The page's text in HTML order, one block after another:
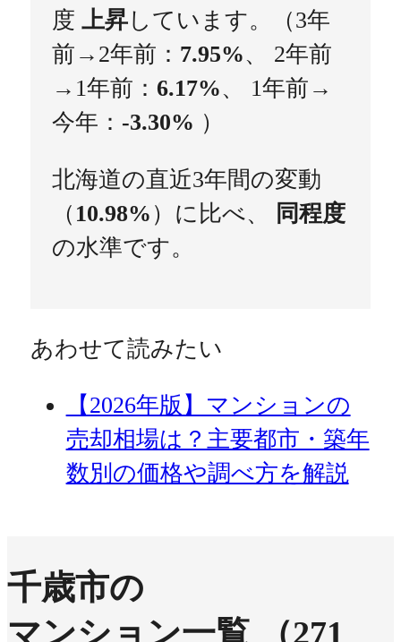
度 上昇しています。（3年
前→2年前： 7.95%、 2年前
→1年前： 6.17%、 1年前→
今年： -3.30% ）
北海道の直近3年間の変動
（ 10.98% ）に比べ、
同程度
の水準です。
あわせて読みたい
【2026年版】マンションの
売却相場は？主要都市・築年
数別の価格や調べ方を解説
千歳市の
マンション一覧
（271